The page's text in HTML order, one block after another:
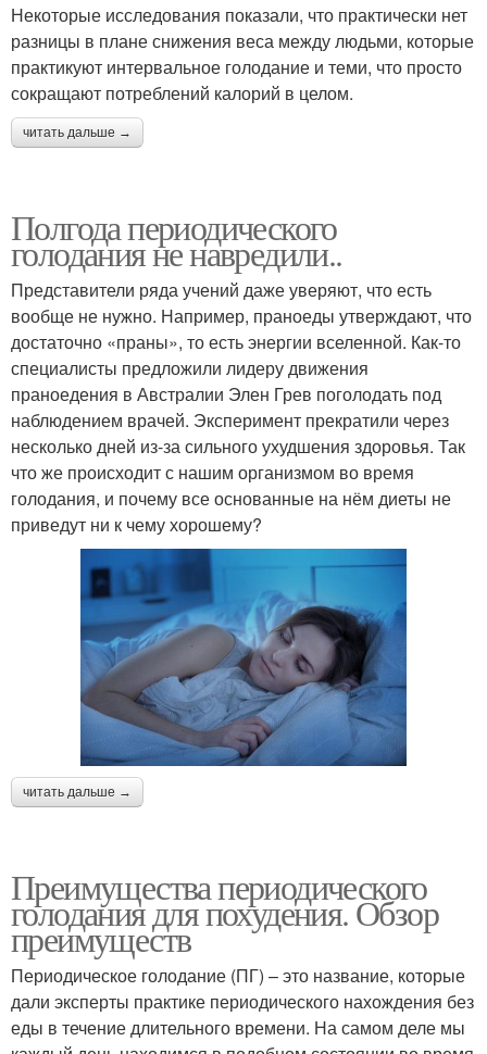
Некоторые исследования показали, что практически нет
разницы в плане снижения веса между людьми, которые
практикуют интервальное голодание и теми, что просто
сокращают потреблений калорий в целом.
читать дальше →
Полгода периодического
голодания не навредили..
Представители ряда учений даже уверяют, что есть
вообще не нужно. Например, праноеды утверждают, что
достаточно «праны», то есть энергии вселенной. Как-то
специалисты предложили лидеру движения
праноедения в Австралии Элен Грев поголодать под
наблюдением врачей. Эксперимент прекратили через
несколько дней из-за сильного ухудшения здоровья. Так
что же происходит с нашим организмом во время
голодания, и почему все основанные на нём диеты не
приведут ни к чему хорошему?
читать дальше →
Преимущества периодического
голодания для похудения. Обзор
преимуществ
Периодическое голодание (ПГ) – это название, которые
дали эксперты практике периодического нахождения без
еды в течение длительного времени. На самом деле мы